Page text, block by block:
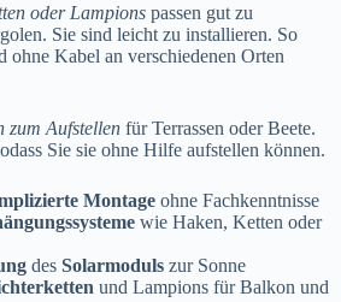
oder Lampions passen gut zu
Sie sind leicht zu installieren. So
ohne Kabel an verschiedenen Orten
zum Aufstellen für Terrassen oder Beete.
Sie sie ohne Hilfe aufstellen können.
Montage ohne Fachkenntnisse
wie Haken, Ketten oder
des Solarmoduls zur Sonne
und Lampions für Balkon und